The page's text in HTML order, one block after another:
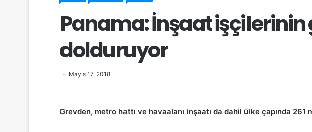
Panama: İnşaat işçilerinin
dolduruyor
Mayıs 17, 2018
Grevden, metro hattı ve havaalanı inşaatı da dahil ülke çapında